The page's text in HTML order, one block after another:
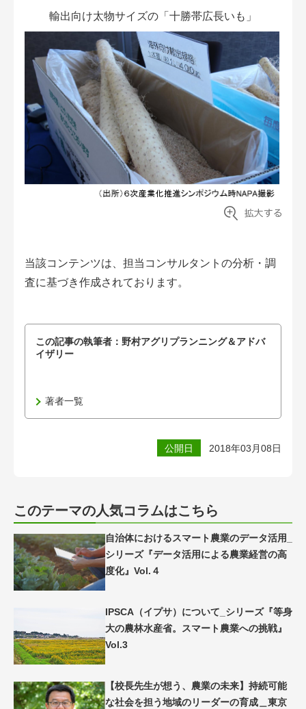
輸出向け太物サイズの「十勝帯広長いも」
当該コンテンツは、担当コンサルタントの分析・調
査に基づき作成されております。
この記事の執筆者： 野村アグリプランニング＆アドバ
イザリー
著者一覧
公開日 2018年03月08日
このテーマの人気コラムはこちら
自治体におけるスマート農業のデータ活用_
シリーズ『データ活用による農業経営の高
度化』Vol.４
IPSCA（イプサ）について_シリーズ『等身
大の農林水産省。スマート農業への挑戦』
Vol.3
【校長先生が想う、農業の未来】持続可能
な社会を担う地域のリーダーの育成＿東京